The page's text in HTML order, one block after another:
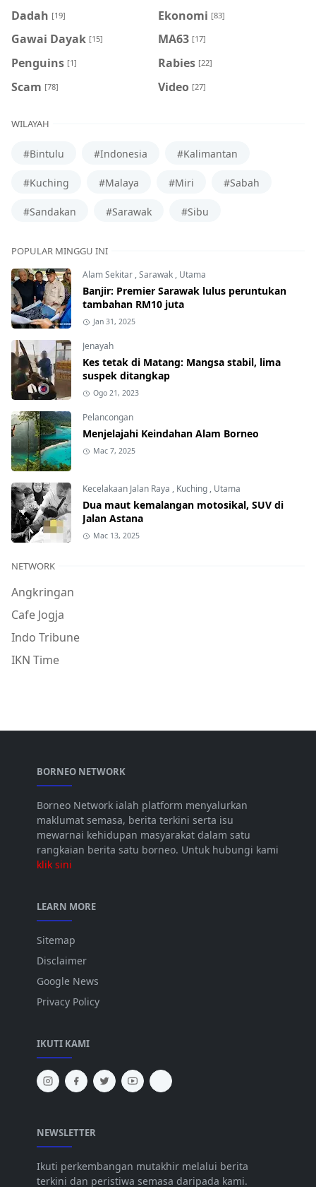
Dadah [19] Ekonomi [83]
Gawai Dayak [15] MA63 [17]
Penguins [1] Rabies [22]
Scam [78] Video [27]
WILAYAH
#Bintulu #Indonesia #Kalimantan
#Kuching #Malaya #Miri #Sabah
#Sandakan #Sarawak #Sibu
POPULAR MINGGU INI
Alam Sekitar,Sarawak, Utama
Banjir: Premier Sarawak lulus peruntukan
tambahan RM10 juta
Jan 31, 2025
Jenayah
Kes tetak di Matang: Mangsa stabil, lima
suspek ditangkap
Ogo 21, 2023
Pelancongan
Menjelajahi Keindahan Alam Borneo
Mac 7, 2025
Kecelakaan Jalan Raya , Kuching, Utama
Dua maut kemalangan motosikal, SUV di
Jalan Astana
Mac 13, 2025
NETWORK
Angkringan
Cafe Jogja
Indo Tribune
IKN Time
BORNEO NETWORK
Borneo Network ialah platform menyalurkan
maklumat semasa, berita terkini serta isu
mewarnai kehidupan masyarakat dalam satu
rangkaian berita satu borneo. Untuk hubungi kami
klik sini
LEARN MORE
Sitemap
Disclaimer
Google News
Privacy Policy
IKUTI KAMI
NEWSLETTER
Ikuti perkembangan mutakhir melalui berita
terkini dan peristiwa semasa daripada kami.